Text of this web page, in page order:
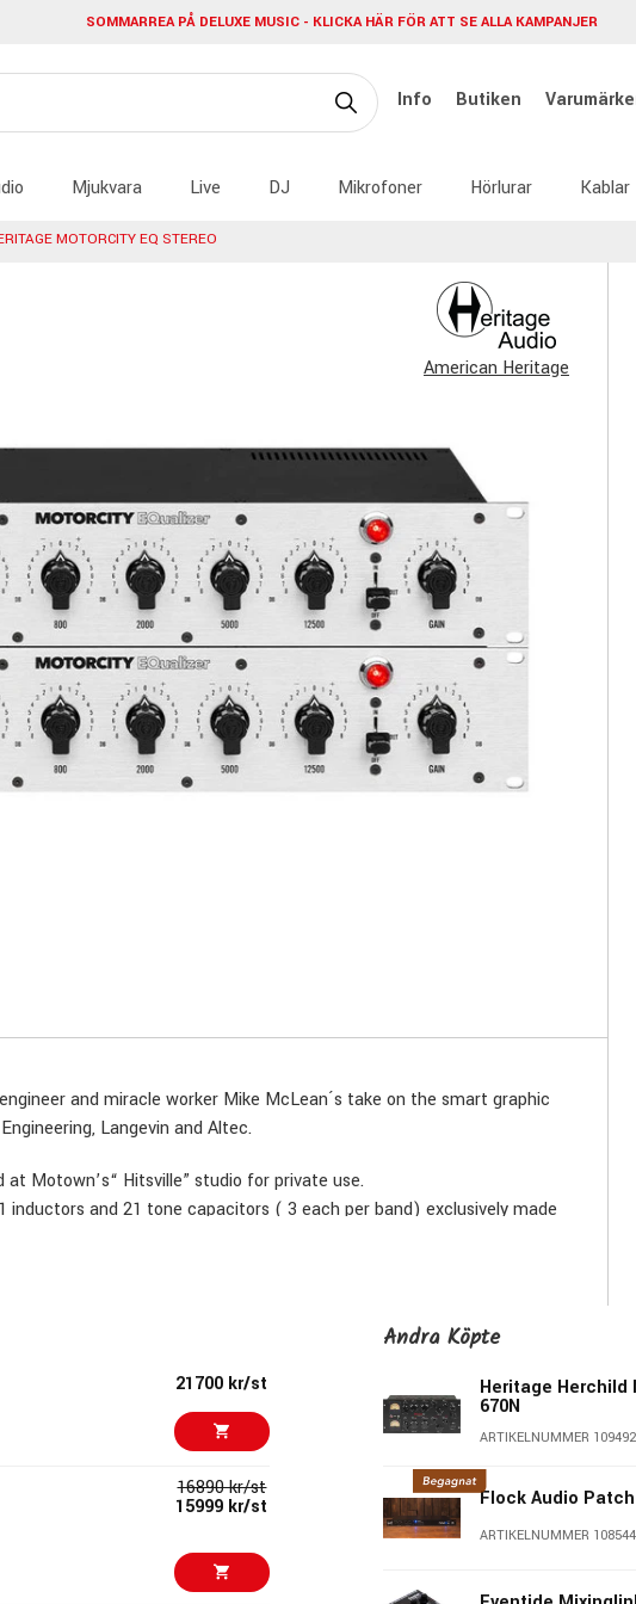
SOMMARREA PÅ DELUXE MUSIC - KLICKA HÄR FÖR ATT SE ALLA KAMPANJER
Info Butiken
Mjukvara Live DJ Mikrofoner Hörlurar Kablar
MOTORCITY EQ STEREO
American Heritage
and miracle worker Mike McLean´s take on the smart graphic
Langevin and Altec.
Motown’s“ Hitsville” studio for private use.
inductors and 21 tone capacitors ( 3 each per band) exclusively made
and gain control.
Achilles heel Opamp-labs output.
EQ settings.
21700 kr/st
16890 kr/st
15999 kr/st
Andra Köpte
Heritage Herchild
670N
ARTIKELNUMMER
Flock Audio Patch
ARTIKELNUMMER